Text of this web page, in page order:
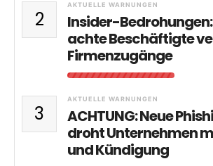
2
AKTUELLE WARNUNGEN
Insider-
achte Beschäftigte
Firmenzugänge
3
AKTUELLE WARNUNGEN
ACHTUNG: Neue
droht Unternehmen
und Kündigung